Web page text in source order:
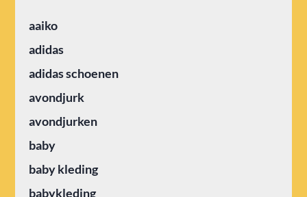
aaiko
adidas
adidas schoenen
avondjurk
avondjurken
baby
baby kleding
babykleding